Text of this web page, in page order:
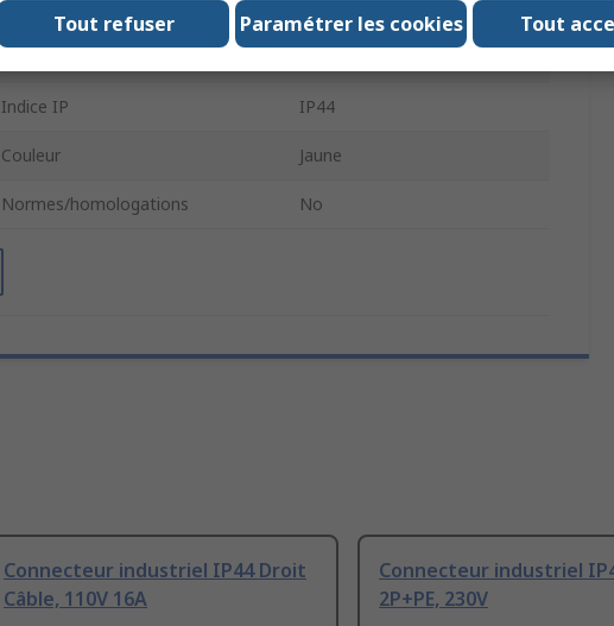
Type de terminaison
Indice IP IP44
Couleur Jaune
Normes/homologations No
Connecteur industriel IP44 Droit
Câble, 110V 16A
Connecteur industriel
2P+PE, 230V
Tout
Paramétrer les cookies
Tout refuser